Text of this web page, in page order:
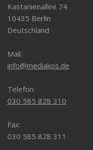
Kastanienallee 74
10435 Berlin
Deutschland
Mail:
info@mediakos.de
Telefon:
030 585 828 310
Fax:
030 585 828 311